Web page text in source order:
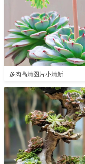
多肉高清图片小清新